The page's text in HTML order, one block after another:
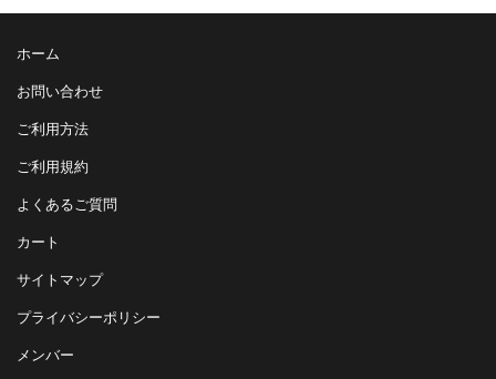
ホーム
お問い合わせ
ご利用方法
ご利用規約
よくあるご質問
カート
サイトマップ
プライバシーポリシー
メンバー